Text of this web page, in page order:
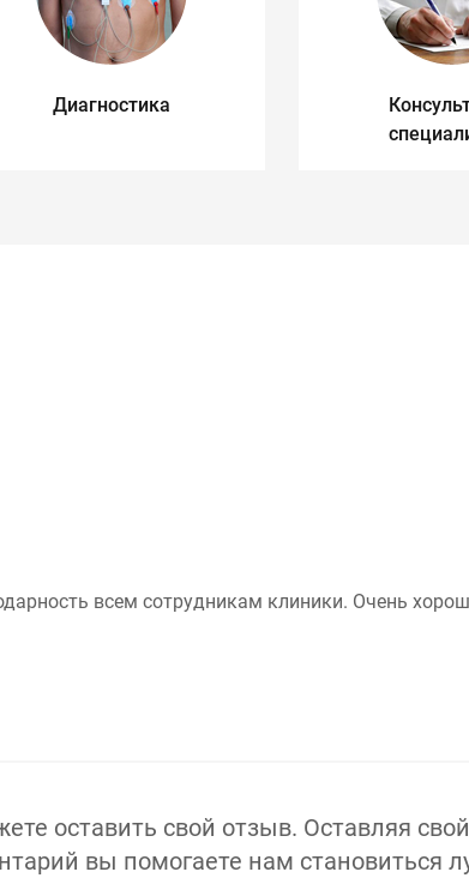
Диагностика
всем сотрудникам клиники. Очень
оставить свой отзыв. Оставляя свой
вы помогаете нам становиться